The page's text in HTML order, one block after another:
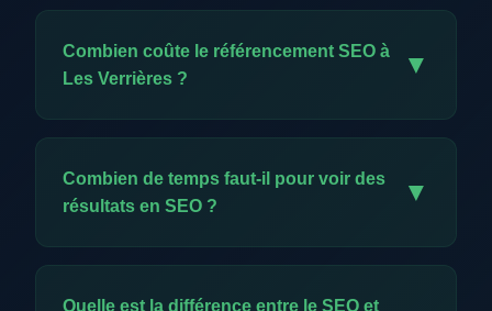
Combien coûte le référencement SEO à
Les Verrières ?
▼
Notre offre exclusive est à CHF 59.-/mois. Elle
audit, optimisation technique, création de
Combien de temps faut-il pour voir des
résultats en SEO ?
▼
Les premiers résultats apparaissent
Quelle est la différence entre le SEO et